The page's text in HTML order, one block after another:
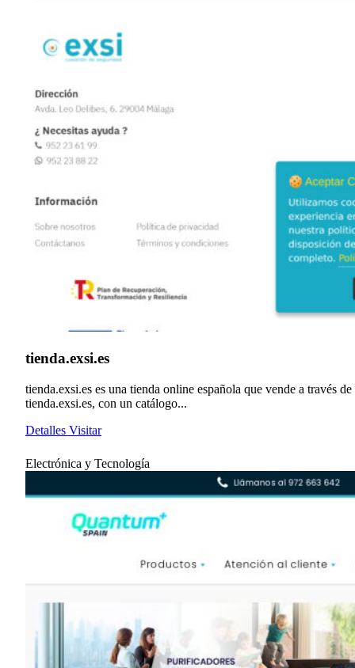
tienda.exsi.es
tienda.exsi.es es una tienda online española que vende a través de
tienda.exsi.es, con un catálogo...
Detalles Visitar
Electrónica y Tecnología